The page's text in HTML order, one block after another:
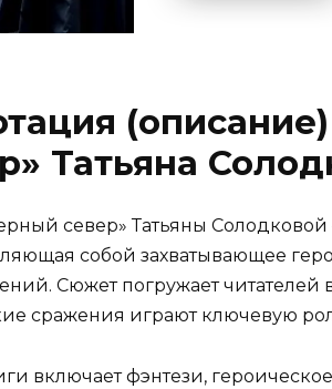
Татьяна
север» Татьяны Солодковой
собой захватывающее
Сюжет погружает читателей
сражения играют ключевую
включает фэнтези,